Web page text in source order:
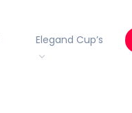
Elegand Cup’s